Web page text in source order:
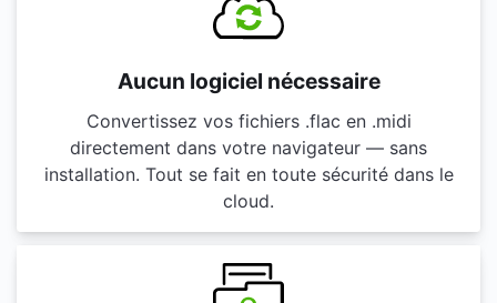
Aucun logiciel nécessaire
Convertissez vos fichiers .flac en .midi
directement dans votre navigateur — sans
installation. Tout se fait en toute sécurité dans le
cloud.